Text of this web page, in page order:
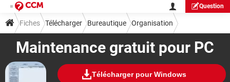
Question
Maintenance gratuit pour PC
Télécharger pour Windows
Fiches Télécharger Bureautique Organisation